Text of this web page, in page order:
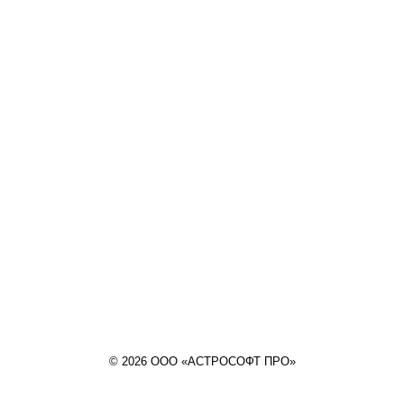
© 2026 ООО «АСТРОСОФТ ПРО»